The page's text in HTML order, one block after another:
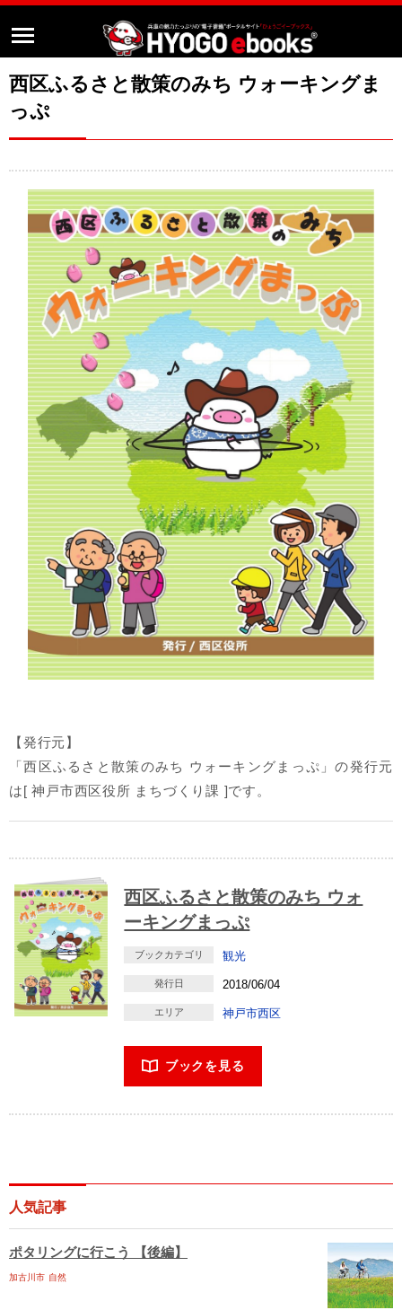
西区ふるさと散策のみち ウォーキングま
っぷ
【発行元】
「西区ふるさと散策のみち ウォーキングまっぷ」の発行元
は[ 神戸市西区役所 まちづくり課 ]です。
西区ふるさと散策のみち ウォ
ーキングまっぷ
ブックカテゴリ 観光
発行日 2018/06/04
エリア 神戸市西区
ブックを見る
人気記事
ポタリングに行こう 【後編】
加古川市 自然